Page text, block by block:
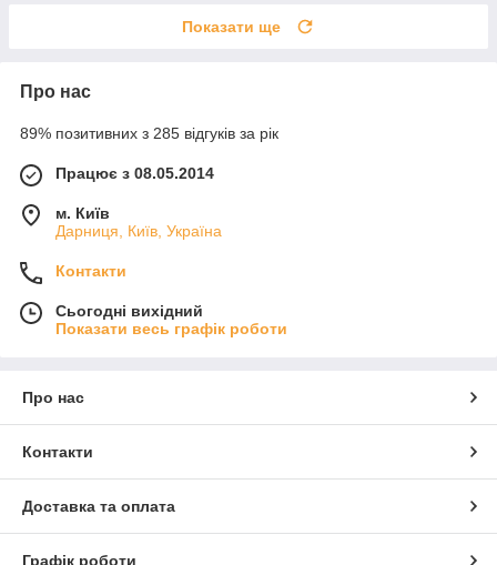
Показати ще
Про нас
89% позитивних з 285 відгуків за рік
Працює з 08.05.2014
м. Київ
Дарниця, Київ, Україна
Контакти
Сьогодні вихідний
Показати весь графік роботи
Про нас
Контакти
Доставка та оплата
Графік роботи